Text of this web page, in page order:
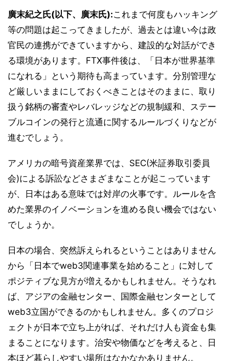
廣末紀之氏(以下、廣末氏):これまで何度もハッキング
等の問題は起こってきましたが、過去とは違い今は政
官民の連携ができていますから、建設的な対話ができ
る環境があります。FTX事件後は、「日本が世界基準
になれる」という期待も高まっています。分別管理な
ど厳しいままにしておくべきことはそのままに、取り
扱う銘柄の審査やレバレッジなどの規制緩和、ステー
ブルコインの発行と流通に関するルールづくりなどが
進むでしょう。
アメリカの暗号資産業界では、SEC(米証券取引委員
会)による訴訟などさまざまなことが起こっています
が、日本はある意味では対岸の火事です。ルールを含
めた業界のイノベーションを進める良い機会ではない
でしょうか。
日本の場合、突然訴えられるということはありません
から「日本でweb3関連事業を始めること」に対して
ポジティブな見方が増えるかもしれません。そうなれ
ば、アジアの金融センター、国際金融センターとして
web3立国ができるのかもしれません。多くのプロジ
ェクトが日本で立ち上がれば、それだけ人も資金も集
まることになります。治安や物価などを考えると、日
本ほど暮らしやすい場所はなかなかありません。